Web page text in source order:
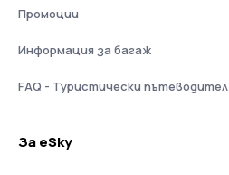
Промоции
Информация за багаж
FAQ - Туристически пътеводител
За eSky